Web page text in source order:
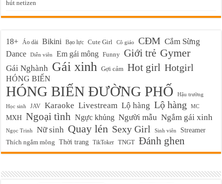
hút netizen
18+ Áo dài Bikini Bạo lực Cute Girl Cô giáo CĐM Cắm Sừng
Dance Diễn viên Em gái mông Funny Giới trẻ Gymer
Gái Nghành Gái xinh Gợi cảm Hot girl Hotgirl
HÓNG BIẾN
HÓNG BIẾN ĐƯỜNG PHỐ
Hậu trường
Học sinh
JAV Karaoke Livestream Lộ hàng Lộ hàng MC
MXH Ngoại tình Ngực khủng Người mẫu Ngắm gái xinh
Ngọc Trinh Nữ sinh Quay lén Sexy Girl Sinh viên Streamer
Thích ngắm mông Thời trang TikToker TNGT Đánh ghen